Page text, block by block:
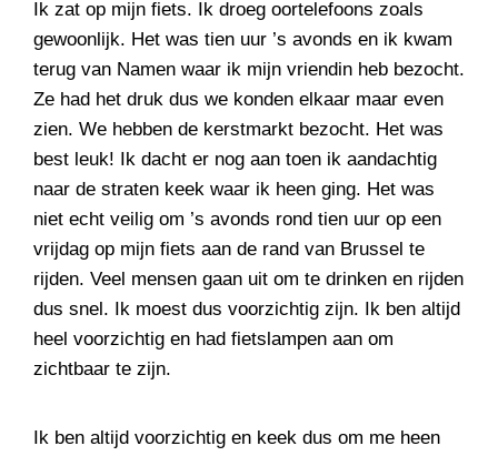
Ik zat op mijn fiets. Ik droeg oortelefoons zoals
gewoonlijk. Het was tien uur ’s avonds en ik kwam
terug van Namen waar ik mijn vriendin heb bezocht.
Ze had het druk dus we konden elkaar maar even
zien. We hebben de kerstmarkt bezocht. Het was
best leuk! Ik dacht er nog aan toen ik aandachtig
naar de straten keek waar ik heen ging. Het was
niet echt veilig om ’s avonds rond tien uur op een
vrijdag op mijn fiets aan de rand van Brussel te
rijden. Veel mensen gaan uit om te drinken en rijden
dus snel. Ik moest dus voorzichtig zijn. Ik ben altijd
heel voorzichtig en had fietslampen aan om
zichtbaar te zijn.
Ik ben altijd voorzichtig en keek dus om me heen